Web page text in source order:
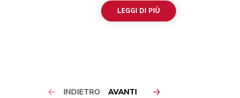
LEGGI DI PIÙ
INDIETRO AVANTI